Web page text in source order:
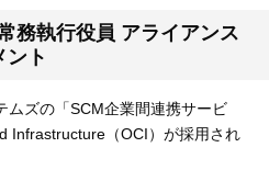
務執行役員 アライアンス
ント
ムズの「SCM企業間連携サービ
Infrastructure（OCI）が採用され